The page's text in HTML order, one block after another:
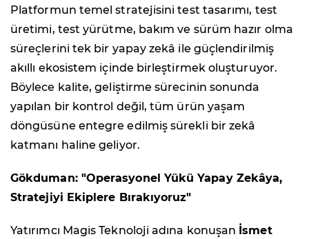
Platformun temel stratejisini test tasarımı, test
üretimi, test yürütme, bakım ve sürüm hazır olma
süreçlerini tek bir yapay zekâ ile güçlendirilmiş
akıllı ekosistem içinde birleştirmek oluşturuyor.
Böylece kalite, geliştirme sürecinin sonunda
yapılan bir kontrol değil, tüm ürün yaşam
döngüsüne entegre edilmiş sürekli bir zekâ
katmanı haline geliyor.
Gökduman: "Operasyonel Yükü Yapay Zekâya,
Stratejiyi Ekiplere Bırakıyoruz"
Yatırımcı Magis Teknoloji adına konuşan İsmet